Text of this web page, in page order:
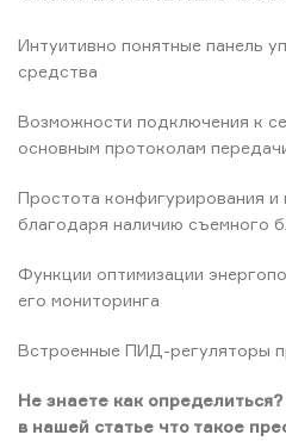
Интуитивно понятные панель
средства
Возможности подключения к
основным протоколам
Простота конфигурирования и
благодаря наличию съемного
Функции оптимизации
его мониторинга
Встроенные ПИД-регуляторы
Не знаете как
в нашей статье что такое